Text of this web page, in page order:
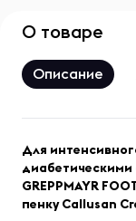
О товаре
Описание
Для
GREPPMAYR
пенку Callusan